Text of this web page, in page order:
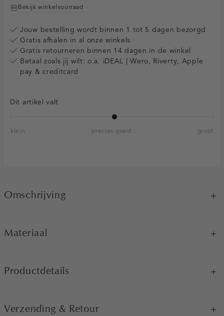
Bekijk winkelvoorraad
Jouw bestelling wordt binnen 1 tot 5 dagen bezorgd
Gratis afhalen in al onze winkels
Gratis retourneren binnen 14 dagen in de winkel
Betaal zoals jij wilt: o.a. iDEAL | Wero, Riverty, Apple
pay & creditcard
Dit artikel valt
klein precies goed groot
Omschrijving
Materiaal
Productdetails
Verzending & Retour